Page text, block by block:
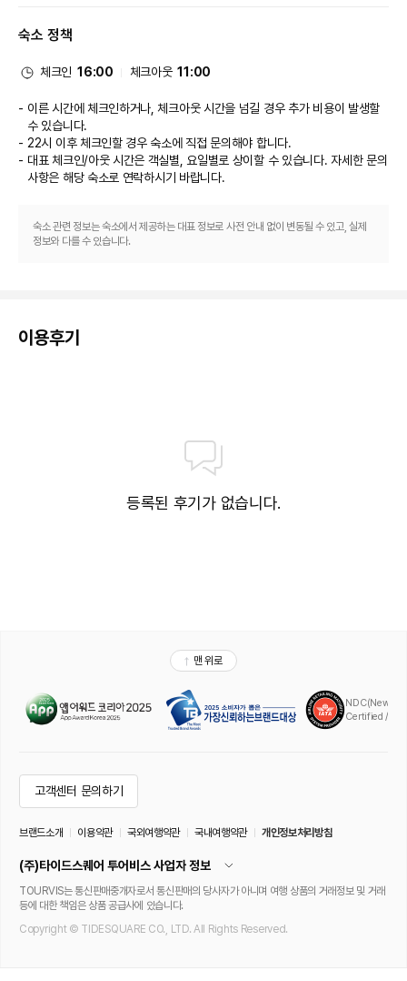
숙소 정책
체크인 16:00 체크아웃 11:00
이른 시간에 체크인하거나, 체크아웃 시간을 넘길 경우 추가 비용이 발생할
수 있습니다.
22시 이후 체크인할 경우 숙소에 직접 문의해야 합니다.
대표 체크인/아웃 시간은 객실별, 요일별로 상이할 수 있습니다. 자세한 문의
사항은 해당 숙소로 연락하시기 바랍니다.
숙소 관련 정보는 숙소에서 제공하는 대표 정보로 사전 안내 없이 변동될 수 있고, 실제
정보와 다를 수 있습니다.
이용후기
등록된 후기가 없습니다.